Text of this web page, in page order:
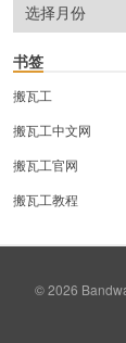
书签
搬瓦工
搬瓦工中文网
搬瓦工官网
搬瓦工教程
© 2026